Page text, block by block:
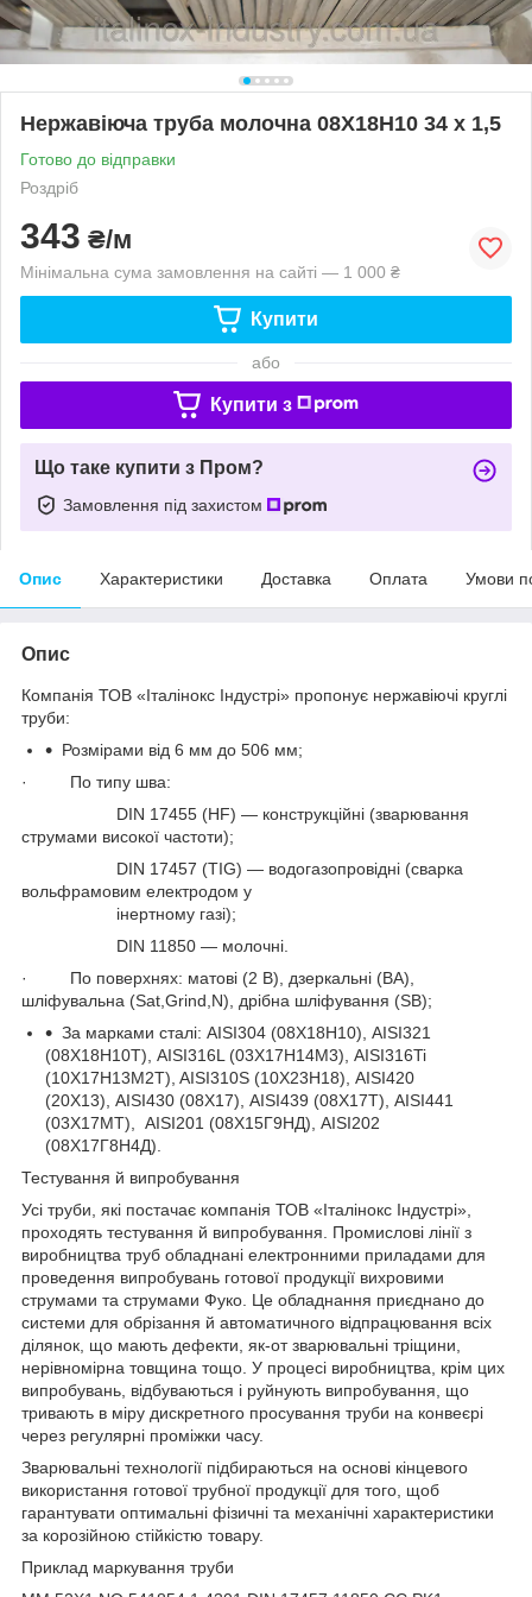
Нержавіюча труба молочна 08Х18Н10 34 х 1,5
Готово до відправки
Роздріб
343 ₴/м
Мінімальна сума замовлення на сайті — 1 000 ₴
Купити
або
Купити з
Що таке купити з Пром?
Замовлення під захистом
Опис Характеристики Доставка Оплата Умови
Опис
Компанія ТОВ «Італінокс Індустрі» пропонує нержавіючі круглі
труби:
Розмірами від 6 мм до 506 мм;
· По типу шва:
DIN 17455 (HF) — конструкційні (зварювання
струмами високої частоти);
DIN 17457 (TIG) — водогазопровідні (сварка
вольфрамовим електродом у
інертному газі);
DIN 11850 — молочні.
· По поверхнях: матові (2 В), дзеркальні (ВА),
шліфувальна (Sat,Grind,N), дрібна шліфування (SB);
За марками сталі: AISI304 (08Х18Н10), AISI321
(08Х18Н10Т), AISI316L (03Х17Н14М3), AISI316Ti
(10Х17Н13М2T), AISI310S (10Х23Н18), AISI420
(20Х13), AISI430 (08Х17), AISI439 (08Х17Т), AISI441
(03Х17МТ), AISI201 (08Х15Г9НД), AISI202
(08Х17Г8Н4Д).
Тестування й випробування
Усі труби, які постачає компанія ТОВ «Італінокс Індустрі»,
проходять тестування й випробування. Промислові лінії з
виробництва труб обладнані електронними приладами для
проведення випробувань готової продукції вихровими
струмами та струмами Фуко. Це обладнання приєднано до
системи для обрізання й автоматичного відпрацювання всіх
ділянок, що мають дефекти, як-от зварювальні тріщини,
нерівномірна товщина тощо. У процесі виробництва, крім цих
випробувань, відбуваються і руйнують випробування, що
тривають в міру дискретного просування труби на конвеєрі
через регулярні проміжки часу.
Зварювальні технології підбираються на основі кінцевого
використання готової трубної продукції для того, щоб
гарантувати оптимальні фізичні та механічні характеристики
за корозійною стійкістю товару.
Приклад маркування труби